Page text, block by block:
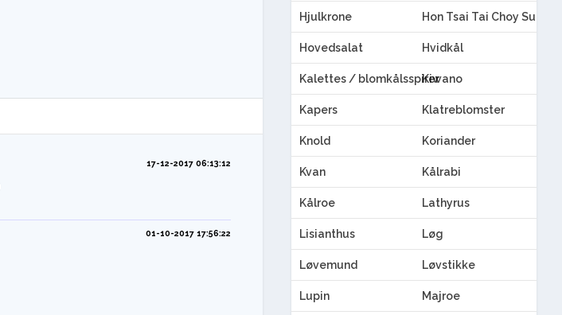
17-12-2017 06:13:12
01-10-2017 17:56:22
Hjulkrone Hon Tsai Tai Choy Sum
Hovedsalat Hvidkål
Kalettes / blomkålsspirerKiwano
Kapers Klatreblomster
Knold Koriander
Kvan Kålrabi
Kålroe Lathyrus
Lisianthus Løg
Løvemund Løvstikke
Lupin Majroe